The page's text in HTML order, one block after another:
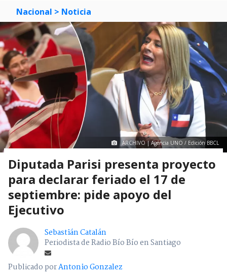
Nacional > Noticia
ARCHIVO | Agencia UNO / Edición BBCL
Diputada Parisi presenta proyecto
para declarar feriado el 17 de
septiembre: pide apoyo del
Ejecutivo
Sebastián Catalán
Periodista de Radio Bío Bío en Santiago
Publicado porAntonio Gonzalez